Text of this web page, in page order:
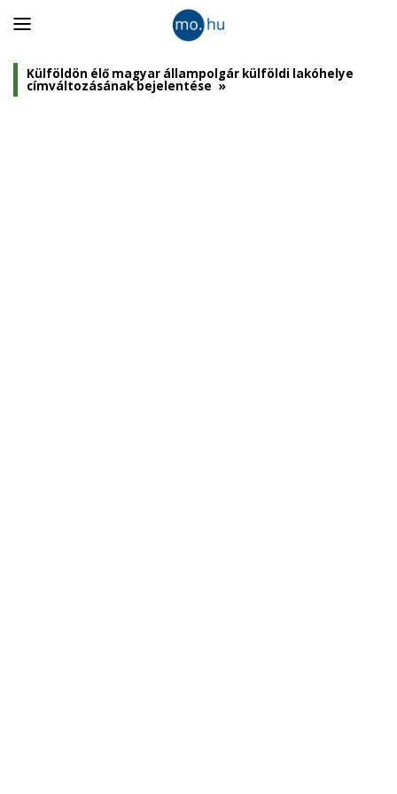
Panel
nyitása
Külföldön élő magyar állampolgár külföldi lakóhelye
címváltozásának bejelentése »